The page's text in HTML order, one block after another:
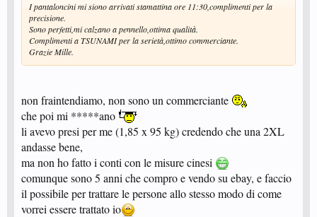
I pantaloncini mi siono arrivati stamattina ore 11:30,complimenti per la
precisione.
Sono perfetti,mi calzano a pennello,ottima qualità.
Complimenti a TSUNAMI per la serietà,ottimo commerciante.
Grazie Mille.
non fraintendiamo, non sono un commerciante
che poi mi *****ano
li avevo presi per me (1,85 x 95 kg) credendo che una 2XL
andasse bene,
ma non ho fatto i conti con le misure cinesi
comunque sono 5 anni che compro e vendo su ebay, e faccio
il possibile per trattare le persone allo stesso modo di come
vorrei essere trattato io